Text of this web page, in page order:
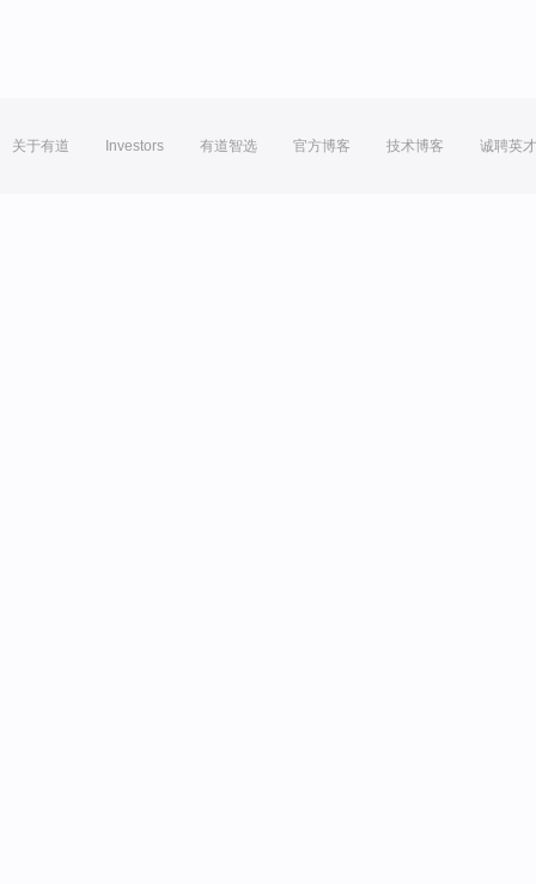
关于有道 Investors 有道智选 官方博客 技术博客 诚聘英才